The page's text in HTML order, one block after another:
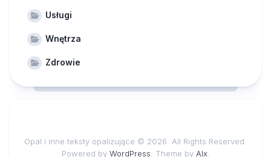
Usługi
Wnętrza
Zdrowie
Opal i inne teksty opalizujące © 2026. All Rights Reserved.
Powered by WordPress . Theme by Alx